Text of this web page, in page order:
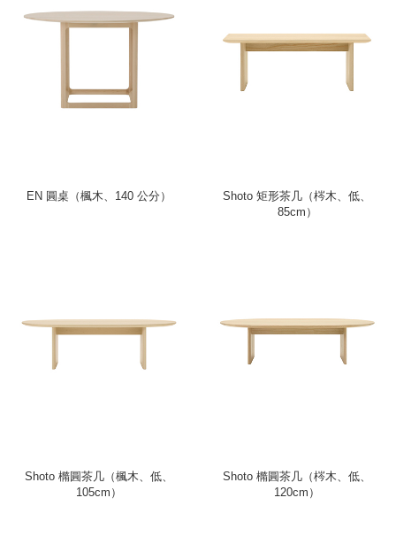
EN 圓桌（楓木、140 公分）
Shoto 矩形茶几（梣木、低、
85cm）
Shoto 橢圓茶几（楓木、低、
105cm）
Shoto 橢圓茶几（梣木、低、
120cm）